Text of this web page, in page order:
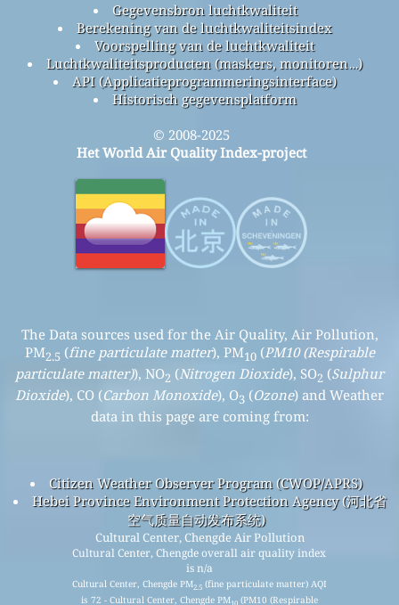
Gegevensbron luchtkwaliteit
Berekening van de luchtkwaliteitsindex
Voorspelling van de luchtkwaliteit
Luchtkwaliteitsproducten (maskers, monitoren…)
API (Applicatieprogrammeringsinterface)
Historisch gegevensplatform
© 2008-2025
Het World Air Quality Index-project
The Data sources used for the Air Quality, Air Pollution,
PM2.5 (fine particulate matter), PM10(PM10 (Respirable
particulate matter)), NO2 (Nitrogen Dioxide), SO2 (Sulphur
Dioxide), CO (Carbon Monoxide), O3 (Ozone) and Weather
data in this page are coming from:
Citizen Weather Observer Program (CWOP/APRS)
Hebei Province Environment Protection Agency (河北省
空气质量自动发布系统)
Cultural Center, Chengde Air Pollution
Cultural Center, Chengde overall air quality index
is n/a
Cultural Center, Chengde PM2.5(fine particulate matter) AQI
is 72 - Cultural Center, Chengde PM10(PM10 (Respirable